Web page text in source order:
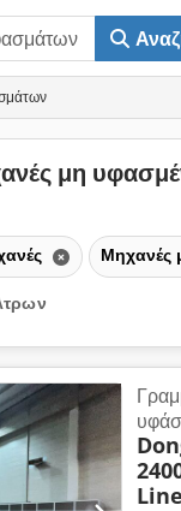
μη
Μηχανές
Line